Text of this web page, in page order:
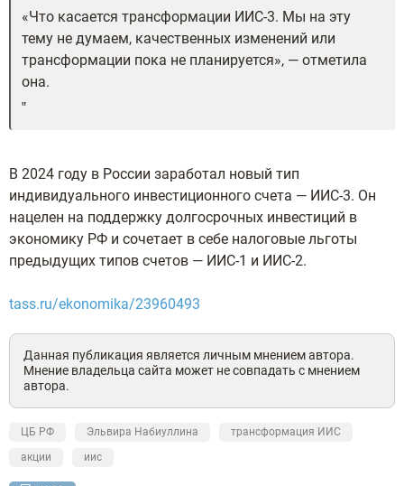
«Что касается трансформации ИИС-3. Мы на эту
тему не думаем, качественных изменений или
трансформации пока не планируется», — отметила
она.
В 2024 году в России заработал новый тип
индивидуального инвестиционного счета — ИИС-3. Он
нацелен на поддержку долгосрочных инвестиций в
экономику РФ и сочетает в себе налоговые льготы
предыдущих типов счетов — ИИС-1 и ИИС-2.
tass.ru/ekonomika/23960493
Данная публикация является личным мнением автора.
Мнение владельца сайта может не совпадать с мнением
автора.
ЦБ РФ Эльвира Набиуллина
трансформация ИИС
акции
иис